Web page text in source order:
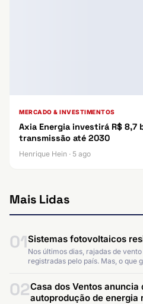
MERCADO & INVESTIMENTOS
Axia Energia investirá R$ 8,7
transmissão até 2030
Henrique Hein · 5 ago
Mais Lidas
01Sistemas fotovoltaicos
Nos últimos dias, rajadas de
registradas pelo país. Mas, o que
02Casa dos Ventos
autoprodução de energia